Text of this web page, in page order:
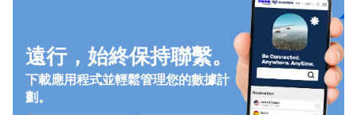
遠行，始終保持聯繫。
下載應用程式並輕鬆管理您的數據計
劃。